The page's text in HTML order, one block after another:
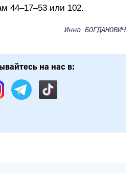
44–17–53 или 102.
Инна БОГДАНОВИЧ
на нас в: